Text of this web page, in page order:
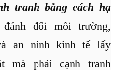
tranh bằng cách hạ
đổi môi trường,
an ninh kinh tế lấy
mà phải cạnh tranh